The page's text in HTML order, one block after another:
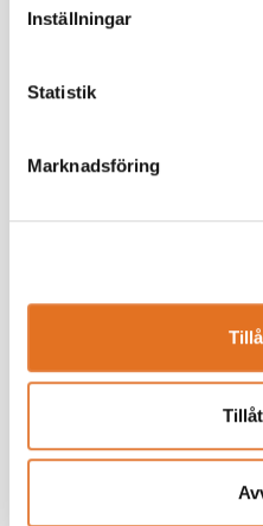
Inställningar
Statistik
Marknadsföring